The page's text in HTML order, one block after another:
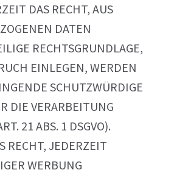
DAS RECHT, AUS
DATEN
RECHTSGRUNDLAGE,
EINLEGEN, WERDEN
SCHUTZWÜRDIGE
DIE VERARBEITUNG
21 ABS. 1 DSGVO).
RECHT, JEDERZEIT
WERBUNG